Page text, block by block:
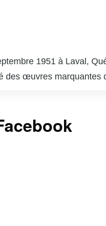
1951 à Laval,
des œuvres marquantes
théâtre, Claude
mêlant humour